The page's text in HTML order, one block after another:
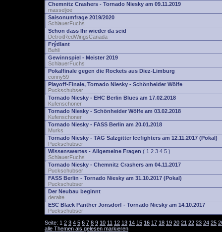
Chemnitz Crashers - Tornado Niesky am 09.11.2019
masseljoe
Saisonumfrage 2019/2020
SchlauerFuchs
Schön dass Ihr wieder da seid
DetroitRedWingsCanada
Frýdlant
Buhli
Gewinnspiel - Meister 2019
SchlauerFuchs
Pokalfinale gegen die Rockets aus Diez-Limburg
conny59
Playoff-Finale, Tornado Niesky - Schönheider Wölfe
Puckschubser
Tornado Niesky - EHC Berlin Blues am 17.02.2018
Kufenschoner
Tornado Niesky - Schönheider Wölfe am 03.02.2018
Kufenschoner
Tornado Niesky - FASS Berlin am 20.01.2018
Murks
Tornado Niesky - TAG Salzgitter Icefighters am 12.11.2017 (Pokal)
Puckschubser
Wissenswertes - Allgemeine Fragen ( 1 2 3 4 5 )
SchlauerFuchs
Tornado Niesky - Chemnitz Crashers am 04.11.2017
Puckschubser
FASS Berlin - Tornado Niesky am 31.10.2017 (Pokal)
Puckschubser
Der Neubau beginnt
deralte
ESC Black Panther Jonsdorf - Tornado Niesky am 14.10.2017
Puckschubser
Seite: 1 2 3 4 5 6 7 8 9 10 11 12 13 14 15 16 17 18 19 20 21 22 23 24 25
alle Themen als gelesen markieren